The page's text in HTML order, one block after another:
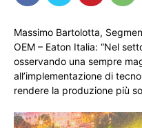
Massimo Bartolotta,
OEM – Eaton Italia: “Nel
osservando una sempre
all’implementazione di
rendere la produzione più